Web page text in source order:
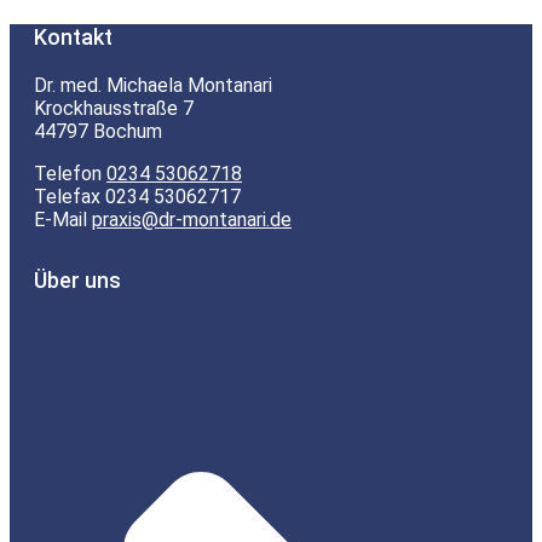
Kontakt
Dr. med. Michaela Montanari
Krockhausstraße 7
44797 Bochum
Telefon 0234 53062718
Telefax 0234 53062717
E-Mail praxis@dr-montanari.de
Über uns